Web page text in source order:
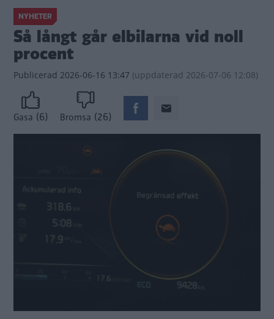
NYHETER
Så långt går elbilarna vid noll
procent
Publicerad 2026-06-16 13:47 (uppdaterad 2026-07-06 12:08)
Gasa (6) Bromsa (26)